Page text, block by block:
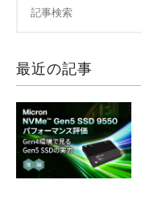
最近の記事